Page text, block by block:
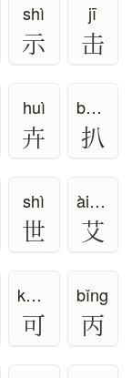
shì
示
jī
击
huì
卉
bā、pá
扒
shì
世
ài、yì
艾
kě、kè
可
bǐng
丙